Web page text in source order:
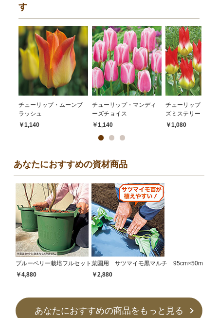
す
チューリップ・ムーンブ
ラッシュ
￥1,140
チューリップ・マンディ
ーズチョイス
￥1,140
チューリップ・フ
ズミステリー
￥1,080
あなたにおすすめの資材商品
ブルーベリー栽培フルセット
￥4,880
菜園用 サツマイモ黒マルチ 95cm×50m
￥2,880
あなたにおすすめの商品をもっと見る